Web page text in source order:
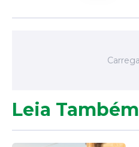
Leia Também